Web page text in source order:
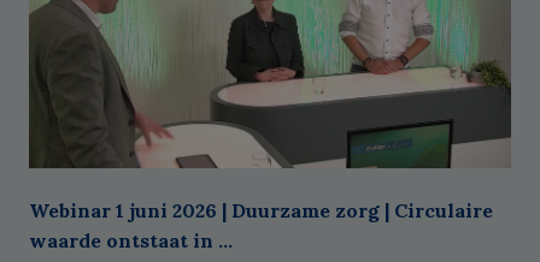
Webinar 1 juni 2026 | Duurzame zorg | Circulaire
waarde ontstaat in ...